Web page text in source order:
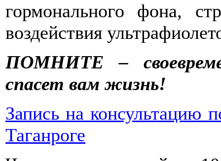
гормонального фона,
воздействия
ПОМНИТЕ –
спасет вам жизнь!
Запись на консультацию
Таганроге